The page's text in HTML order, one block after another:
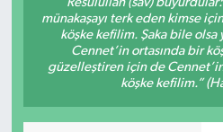
münakaşayı terk eden kimse
köşke kefilim. Şaka bile olsa
Cennet’in ortasında bir
güzelleştiren için de
köşke kefilim.”